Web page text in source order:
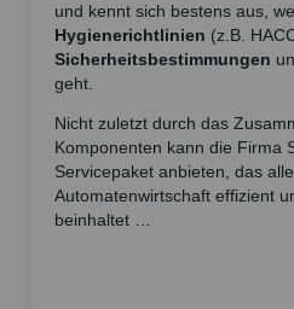
und kennt sich bestens aus,
Hygienerichtlinien (z.B.
Sicherheitsbestimmungen
geht.
Nicht zuletzt durch das
Komponenten kann die Firma
Servicepaket anbieten, das
Automatenwirtschaft effizient
beinhaltet …